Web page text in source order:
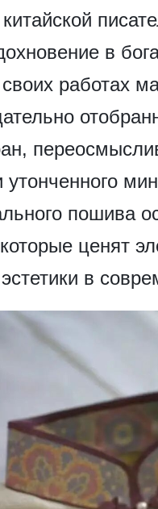
китайской
в
работах
утонченного
пошива
ценят
в